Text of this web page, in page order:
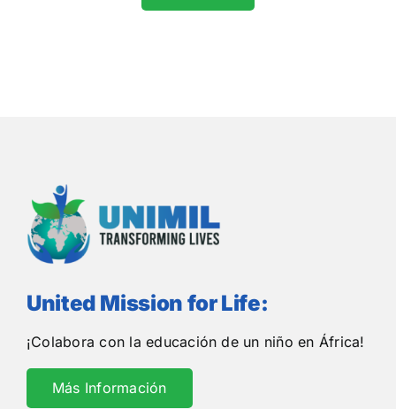
United Mission for Life:
¡Colabora con la educación de un niño en África!
Más Información